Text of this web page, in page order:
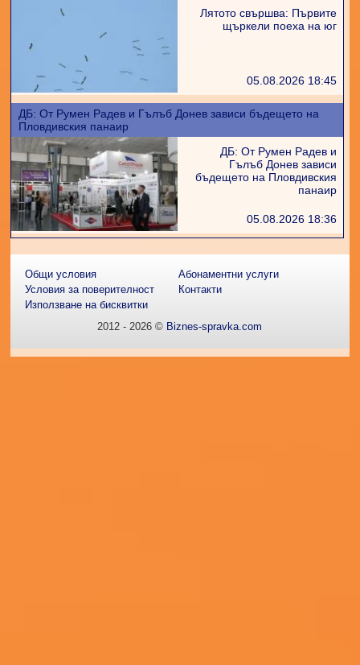
Лятото свършва: Първите
щъркели поеха на юг
05.08.2026 18:45
ДБ: От Румен Радев и Гълъб Донев зависи бъдещето на
Пловдивския панаир
ДБ: От Румен Радев и
Гълъб Донев зависи
бъдещето на Пловдивския
панаир
05.08.2026 18:36
Общи условия
Условия за поверителност
Използване на бисквитки
Абонаментни услуги
Контакти
2012 - 2026 © Biznes-spravka.com